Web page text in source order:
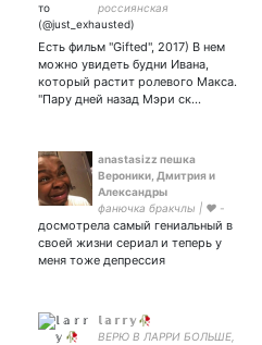
россиянская
хромосома(с)Аннушка -
фанфики
Есть фильм "Gifted", 2017) В нем
можно увидеть будни Ивана,
который растит ролевого Макса.
"Пару дней назад Мэри ск…
anastasizz пешка
Вероники, Дмитрия и
Александры
фанючка бракчлы | ❤️ -
досмотрела самый гениальный в
своей жизни сериал и теперь у
меня тоже депрессия
𝕝 𝕒 𝕣 𝕣 𝕪 🥀
ВЕРЮ В ЛАРРИ БОЛЬШЕ,